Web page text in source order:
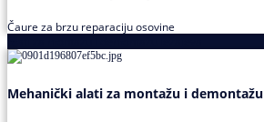
Čaure za brzu reparaciju osovine
Mehanički alati za montažu i demontažu